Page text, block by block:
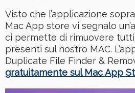
Visto che l’applicazione
Mac App store vi segnalo
ci permette di rimuovere
presenti sul nostro MAC.
Duplicate File Finder &
gratuitamente sul Mac App